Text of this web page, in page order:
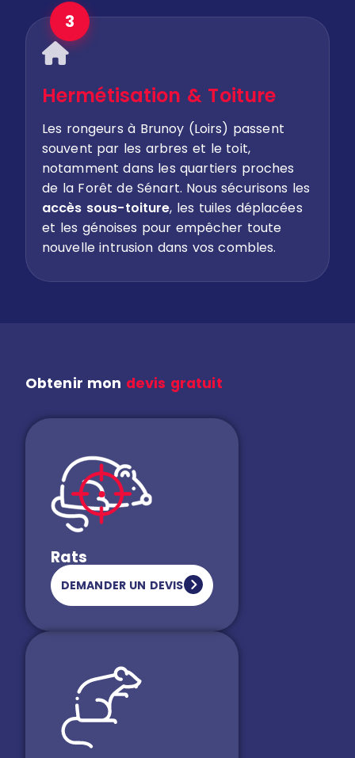
3
Hermétisation & Toiture
Les rongeurs à Brunoy (Loirs) passent
souvent par les arbres et le toit,
notamment dans les quartiers proches
de la Forêt de Sénart. Nous sécurisons les
accès sous-toiture, les tuiles déplacées
et les génoises pour empêcher toute
nouvelle intrusion dans vos combles.
Obtenir mon devis gratuit
Rats
DEMANDER UN DEVIS